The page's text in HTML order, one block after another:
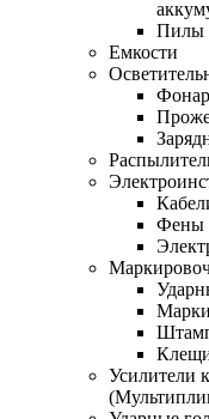
Пилы
Емкости
Фены
Усилители